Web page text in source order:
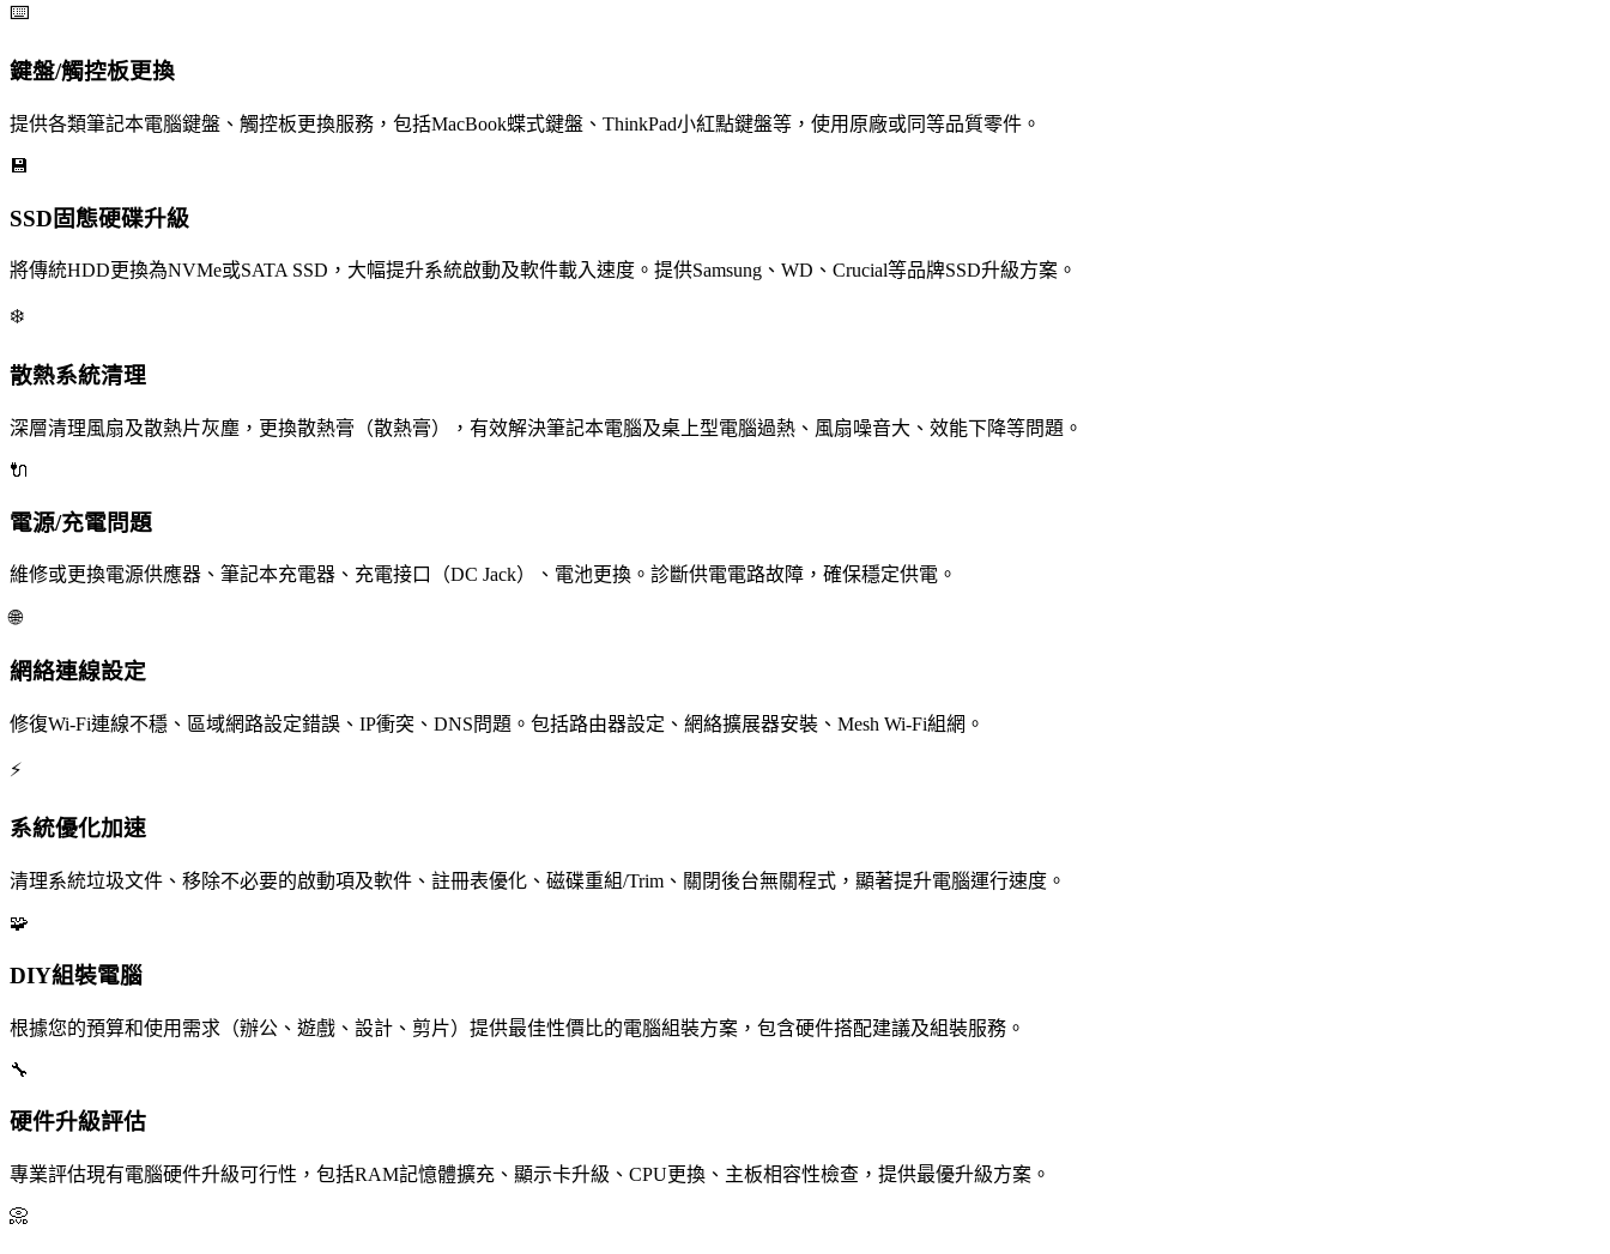
⌨️
鍵盤/觸控板更換
提供各類筆記本電腦鍵盤、觸控板更換服務，包括MacBook蝶式鍵盤、ThinkPad小紅點鍵盤等，使用原廠或同等品質零件。
💾
SSD固態硬碟升級
將傳統HDD更換為NVMe或SATA SSD，大幅提升系統啟動及軟件載入速度。提供Samsung、WD、Crucial等品牌SSD升級方案。
❄️
散熱系統清理
深層清理風扇及散熱片灰塵，更換散熱膏（散熱膏），有效解決筆記本電腦及桌上型電腦過熱、風扇噪音大、效能下降等問題。
🔌
電源/充電問題
維修或更換電源供應器、筆記本充電器、充電接口（DC Jack）、電池更換。診斷供電電路故障，確保穩定供電。
🌐
網絡連線設定
修復Wi-Fi連線不穩、區域網路設定錯誤、IP衝突、DNS問題。包括路由器設定、網絡擴展器安裝、Mesh Wi-Fi組網。
⚡
系統優化加速
清理系統垃圾文件、移除不必要的啟動項及軟件、註冊表優化、磁碟重組/Trim、關閉後台無關程式，顯著提升電腦運行速度。
🧩
DIY組裝電腦
根據您的預算和使用需求（辦公、遊戲、設計、剪片）提供最佳性價比的電腦組裝方案，包含硬件搭配建議及組裝服務。
🔧
硬件升級評估
專業評估現有電腦硬件升級可行性，包括RAM記憶體擴充、顯示卡升級、CPU更換、主板相容性檢查，提供最優升級方案。
📀